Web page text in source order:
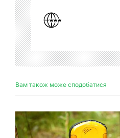
Вам також може сподобатися